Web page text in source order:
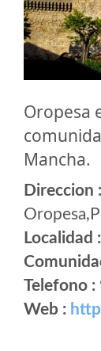
Oropesa
Mancha.
Direccion :
Localidad :
Telefono :
Web :